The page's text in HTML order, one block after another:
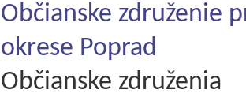
Občianske združenie
okrese Poprad
Občianske združenia